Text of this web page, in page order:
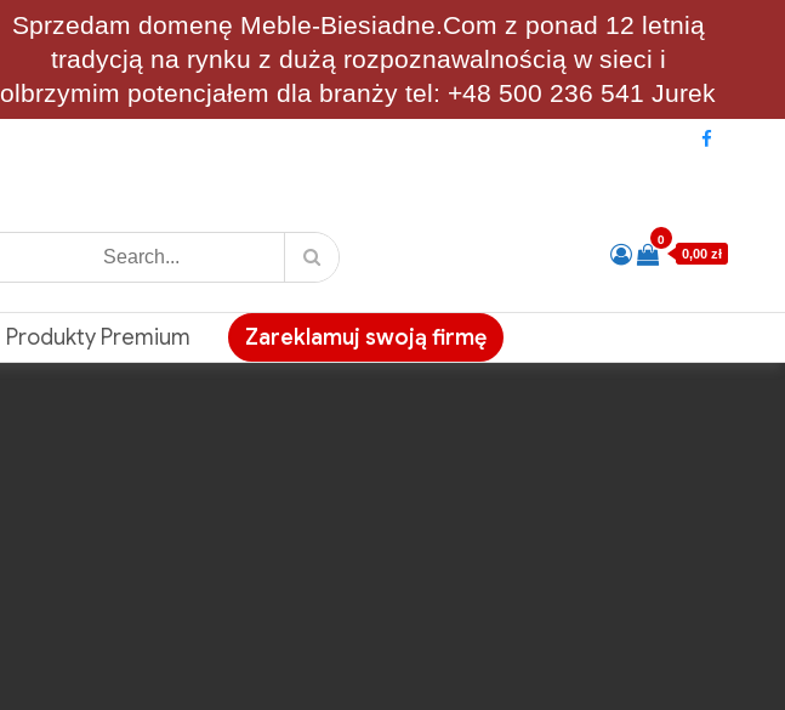
Sprzedam domenę Meble-Biesiadne.Com z ponad 12 letnią
tradycją na rynku z dużą rozpoznawalnością w sieci i
olbrzymim potencjałem dla branży tel: +48 500 236 541 Jurek
0
0,00 zł
Produkty Premium Zareklamuj swoją firmę